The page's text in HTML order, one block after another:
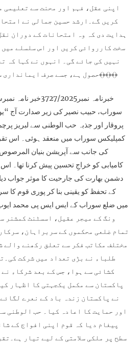
اپنی عقل، فہم اور محنت سے تعلیمی
کریں گے۔ارشد حسین جمالی نے
ہدایت دی کہ وہ امتحانات کے دوران
سخت کارروائی کریں اور اس سلسلے
نہیں کی جائے گی۔ انہوں نے کہا کہ
حصول ہے، جسے صرف ایمانداری سے حاصل کیا جا سکتا ہے۔﴾﴿﴾﴿﴾﴿
سوراب، حبیب نصیر کی زیر صدارت آج
پروقار اور جذبہ حب الوطنی سے لبریز
کمپلیکس سوراب میں منعقد ہوئی۔ اس
کی جانب سے آپریشن بنیان
کامیابی کو خراجِ تحسین پیش کرنا تھا۔
دشمن بھارت کی جارحیت کا موثر جواب
کے تحفظ کو یقینی بنا کر پوری قوم کا
ونگ کے میجر عقیل، اسسٹنٹ کمشنر
تمام ضلعی محکموں کے سربراہان،
مختلف مکاتب فکر سے تعلق رکھنے والے
طلباء نے بڑی تعداد میں شرکت
کشائی سے ہوا، جس کے بعد شرکاء
پاکستان سے مکمل یکجہتی کا اظہار
نے پاکستان زندہ باد کے نعرے
اور حمایت کا اعادہ کیا۔ حب الوطنی
پیغام دیا کہ قوم اپنی افواج کے
سطح پر ملکی سلامتی کے لیے تیار